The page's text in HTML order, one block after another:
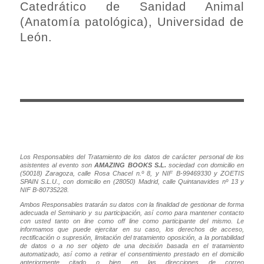
Catedrático de Sanidad Animal
(Anatomía patológica), Universidad de
León.
Los Responsables del Tratamiento de los datos de carácter personal de los
asistentes al evento sonAMAZING BOOKS S.L. sociedad con domicilio en
(50018) Zaragoza, calle Rosa Chacel n.º 8, y NIF B-99469330 y ZOETIS
SPAIN S.L.U., con domicilio en (28050) Madrid, calle Quintanavides nº 13 y
NIF B-80735228.
Ambos Responsables tratarán su datos con la finalidad de gestionar de forma
adecuada el Seminario y su participación, así como para mantener contacto
con usted tanto on line como off line como participante del mismo. Le
informamos que puede ejercitar en su caso, los derechos de acceso,
rectificación o supresión, limitación del tratamiento oposición, a la portabilidad
de datos o a no ser objeto de una decisión basada en el tratamiento
automatizado, así como a retirar el consentimiento prestado en el domicilio
anteriormente citado o bien en las direcciones de correo